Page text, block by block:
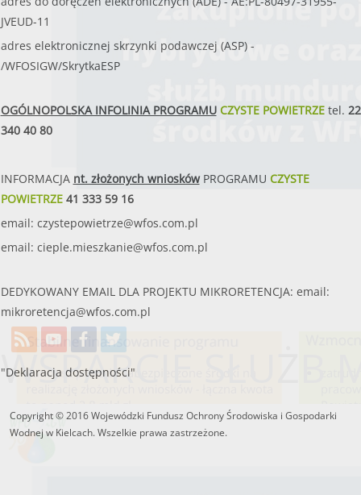
WSPARCIE SŁUŻB
JVEUD-11
adres elektronicznej skrzynki podawczej (ASP) -
/WFOSIGW/SkrytkaESP
OGÓLNOPOLSKA INFOLINIA PROGRAMUCZYSTE POWIETRZEtel. 22
340 40 80
INFORMACJA nt. złożonych wnioskówPROGRAMU CZYSTE
POWIETRZE41 333 59 16
email: czystepowietrze@wfos.com.pl
email: cieple.mieszkanie@wfos.com.pl
DEDYKOWANY EMAIL DLA PROJEKTU MIKRORETENCJA: email:
mikroretencja@wfos.com.pl
"Deklaracja dostępności"
Copyright © 2016 Wojewódzki Fundusz Ochrony Środowiska i Gospodarki
Wodnej w Kielcach. Wszelkie prawa zastrzeżone.